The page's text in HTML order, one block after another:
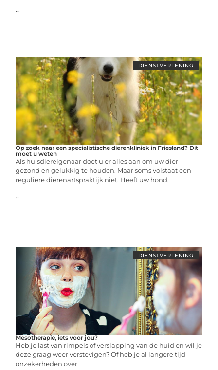
...
DIENSTVERLENING
Op zoek naar een specialistische dierenkliniek in Friesland? Dit
moet u weten
Als huisdiereigenaar doet u er alles aan om uw dier
gezond en gelukkig te houden. Maar soms volstaat een
reguliere dierenartspraktijk niet. Heeft uw hond,
...
DIENSTVERLENING
Mesotherapie, iets voor jou?
Heb je last van rimpels of verslapping van de huid en wil je
deze graag weer verstevigen? Of heb je al langere tijd
onzekerheden over